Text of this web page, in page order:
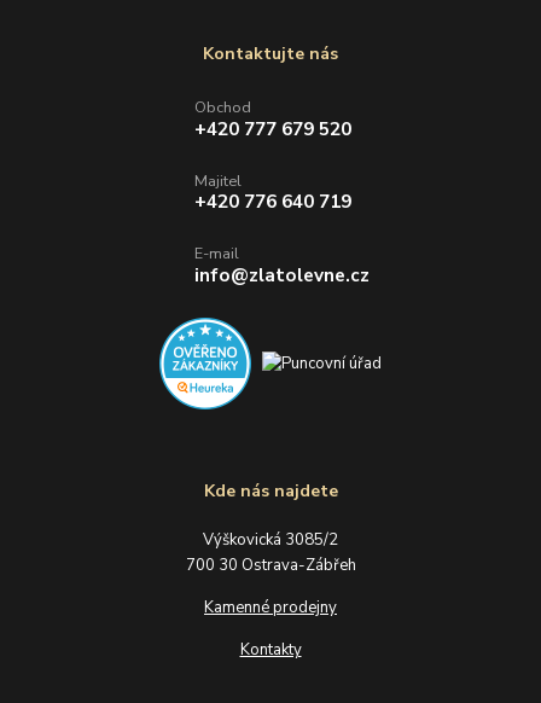
Kde nás najdete
Výškovická 3085/2
700 30 Ostrava-Zábřeh
Kamenné prodejny
Kontakty
Kontaktujte nás
Obchod
+420 777 679 520
Majitel
+420 776 640 719
E-mail
info@zlatolevne.cz